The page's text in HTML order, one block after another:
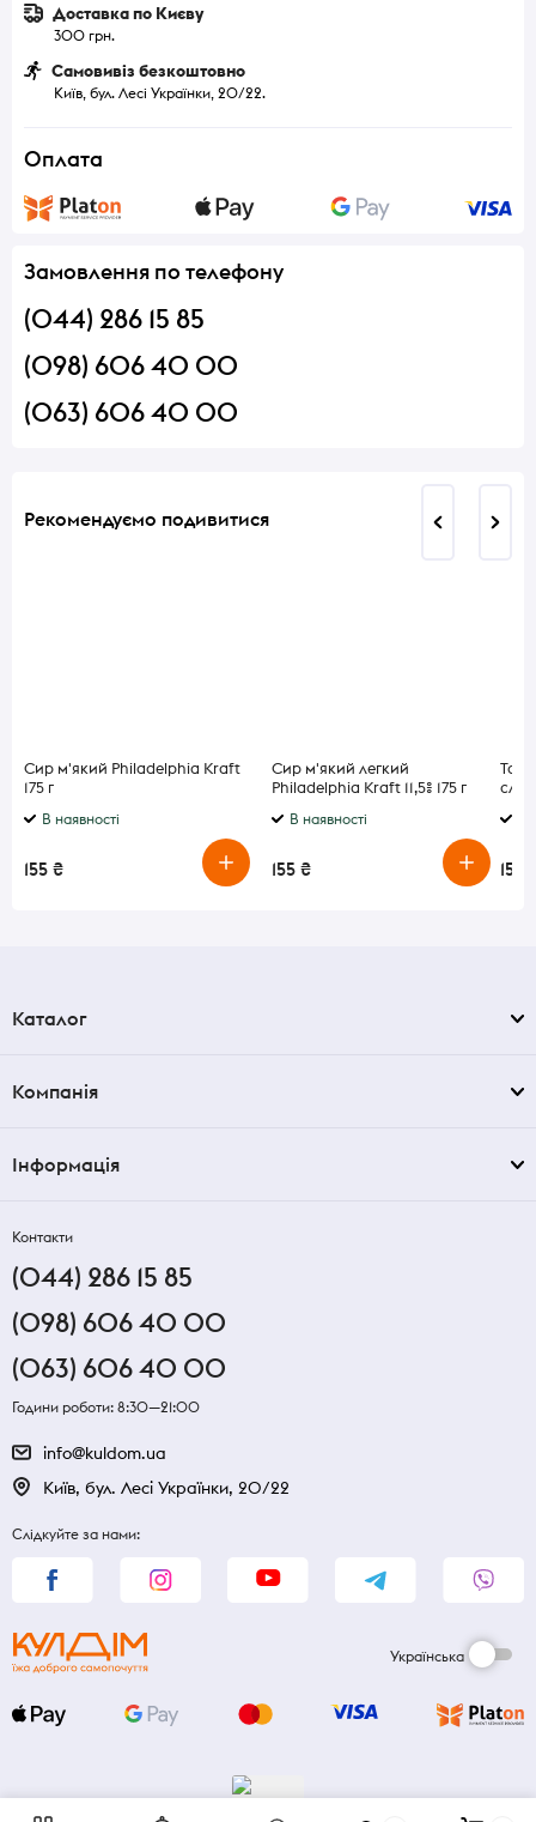
Доставка по Києву
300 грн.
Самовивіз безкоштовно
Київ, бул. Лесі Українки, 20/22.
Оплата
Замовлення по телефону
(044) 286 15 85
(098) 606 40 00
(063) 606 40 00
Рекомендуємо подивитися
Сир м'який Philadelphia Kraft
175 г
В наявності
155 ₴
Сир м'який легкий
Philadelphia Kraft 11,5% 175 г
В наявності
155 ₴ 155
Каталог
Компанія
Інформація
Контакти
(044) 286 15 85
(098) 606 40 00
(063) 606 40 00
Години роботи: 8:30—21:00
info@kuldom.ua
Київ, бул. Лесі Українки, 20/22
Слідкуйте за нами:
Українська